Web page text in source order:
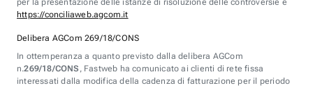
per la presentazione delle istanze di risoluzione delle controversie è
https://conciliaweb.agcom.it
Delibera AGCom 269/18/CONS
In ottemperanza a quanto previsto dalla delibera AGCom
n.269/18/CONS , Fastweb ha comunicato ai clienti di rete fissa
interessati dalla modifica della cadenza di fatturazione per il periodo